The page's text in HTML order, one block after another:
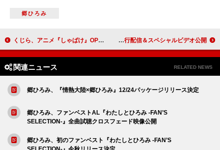
郷ひろみ
くじら、アニメ『しゃばけ』OPテーマ「いのちのパレヱド」MVで妖艶に舞い踊る NCT WISH、日本1stミニAL『WISHLIST』より「Dreamcatcher」先行配信＆スペシャルビデオ公開
関連ニュース RELATED NEWS
郷ひろみ、『情熱大陸×郷ひろみ』12/24パッケージリリース決定
郷ひろみ、ファンベストAL『わたしとひろみ -FAN’S
SELECTION-』全曲試聴クロスフェード映像公開
郷ひろみ、初のファンベスト『わたしとひろみ -FAN’S